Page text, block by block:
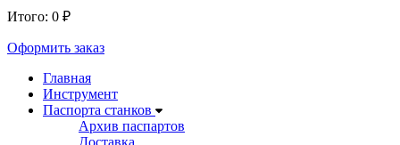
Итого: 0 ₽
Оформить заказ
Главная
Инструмент
Паспорта станков
Архив паспартов
Доставка